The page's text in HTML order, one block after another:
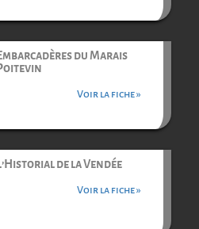
du Marais
Voir la fiche »
de la Vendée
Voir la fiche »